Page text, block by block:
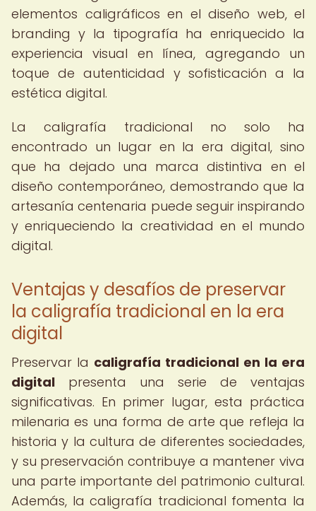
elementos caligráficos en el diseño web, el
branding y la tipografía ha enriquecido la
experiencia visual en línea, agregando un
toque de autenticidad y sofisticación a la
estética digital.
La caligrafía tradicional no solo ha
encontrado un lugar en la era digital, sino
que ha dejado una marca distintiva en el
diseño contemporáneo, demostrando que la
artesanía centenaria puede seguir inspirando
y enriqueciendo la creatividad en el mundo
digital.
Ventajas y desafíos de preservar
la caligrafía tradicional en la era
digital
Preservar la caligrafía tradicional en la era
digital presenta una serie de ventajas
significativas. En primer lugar, esta práctica
milenaria es una forma de arte que refleja la
historia y la cultura de diferentes sociedades,
y su preservación contribuye a mantener viva
una parte importante del patrimonio cultural.
Además, la caligrafía tradicional fomenta la